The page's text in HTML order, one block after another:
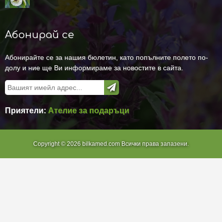
Абонирай се
Абонирайте се за нашия бюлетин, като попълните полето по-
долу и ние ще Ви информираме за новостите в сайта.
Приятели: Ателие за подаръци
Copyright © 2026 bilkamed.com Всички права запазени.